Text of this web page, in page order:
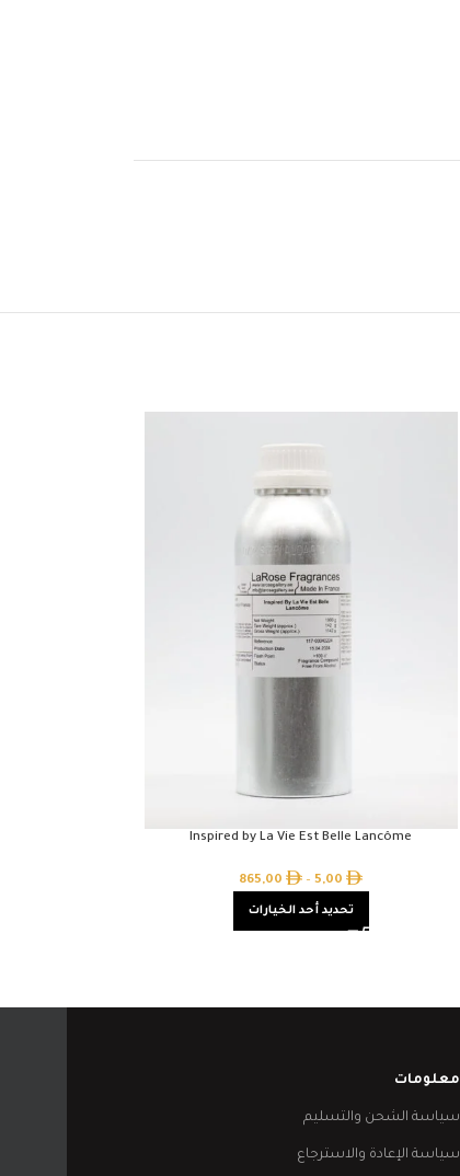
Inspired by La Vie Est Belle Lancôme
5,00
–
865,00
تحديد أحد الخيارات
معلومات
سياسة الشحن والتسليم
سياسة الإعادة والاسترجاع